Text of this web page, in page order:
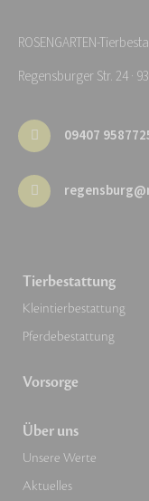
ROSENGARTEN-
Regensburger Str. 24 ·
09407
Tierbestattung
Kleintierbestattung
Pferdebestattung
Vorsorge
Über uns
Unsere Werte
Aktuelles